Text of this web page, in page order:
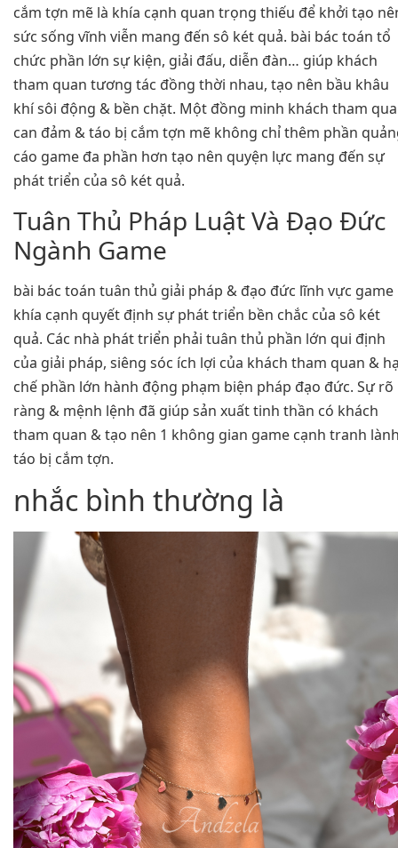
cắm tợn mẽ là khía cạnh quan trọng thiếu để khởi tạo
sức sống vĩnh viễn mang đến sô két quả. bài bác toán tổ
chức phần lớn sự kiện, giải đấu, diễn đàn… giúp khách
tham quan tương tác đồng thời nhau, tạo nên bầu khâu
khí sôi động & bền chặt. Một đồng minh khách tham
can đảm & táo bị cắm tợn mẽ không chỉ thêm phần
cáo game đa phần hơn tạo nên quyện lực mang đến sự
phát triển của sô két quả.
Tuân Thủ Pháp Luật Và Đạo Đức
Ngành Game
bài bác toán tuân thủ giải pháp & đạo đức lĩnh vực game
khía cạnh quyết định sự phát triển bền chắc của sô két
quả. Các nhà phát triển phải tuân thủ phần lớn qui định
của giải pháp, siêng sóc ích lợi của khách tham quan &
chế phần lớn hành động phạm biện pháp đạo đức. Sự rõ
ràng & mệnh lệnh đã giúp sản xuất tinh thần có khách
tham quan & tạo nên 1 không gian game cạnh tranh
táo bị cắm tợn.
nhắc bình thường là